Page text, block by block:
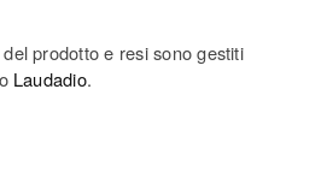
prodotto e resi sono gestiti
Laudadio.